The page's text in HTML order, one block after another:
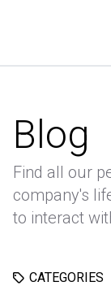
Blog
Find all our
company's
to interact
CATEGORIES